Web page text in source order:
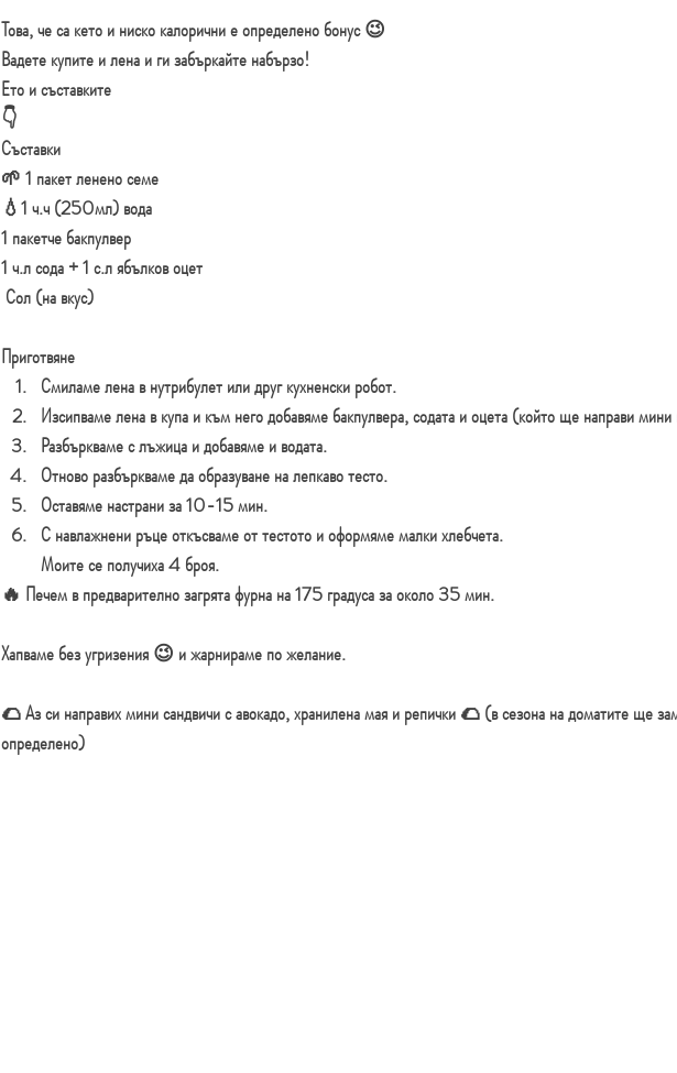
Това, че са кето и ниско калорични е определено бонус 😉
Вадете купите и лена и ги забъркайте набързо!
Ето и съставките
👇
Съставки
🌱 1 пакетлененосеме
💧1 ч.ч (250мл) вода
1 пакетче бакпулвер
1 ч.л сода + 1 с.л ябълков оцет
Сол (на вкус)
Приготвяне
Смиламе лена в нутрибулет или друг кухненски робот.
Изсипваме лена в купа и към него добавяме бакпулвера, содата и оцета (който ще направи
Разбъркваме с лъжица и добавяме и водата.
Отново разбъркваме да образуване на лепкаво тесто.
Оставяме настрани за 10-15 мин.
С навлажнени ръце откъсваме от тестото и оформяме малки хлебчета.
Моите се получиха 4 броя.
🔥 Печем в предварително загрята фурна на 175 градуса за около 35 мин.
Хапваме без угризения 😉 и жарнираме по желание.
🌮 Аз си направих мини сандвичи с авокадо, хранилена мая и репички 🌮 (в сезона на доматите ще
определено)